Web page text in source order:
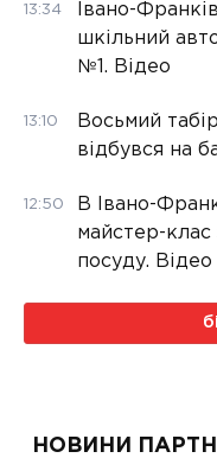
13:34
Івано-
шкільний
№1. Відео
13:10
Восьмий
відбувся на
12:50
В Івано-
майстер-клас
посуду. Відео